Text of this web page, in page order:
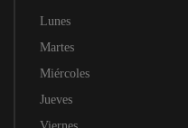
Lunes
Martes
Miércoles
Jueves